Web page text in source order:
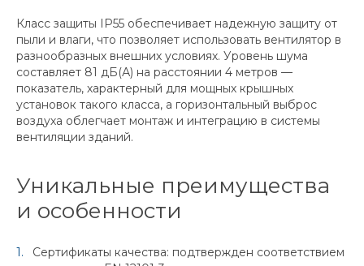
Класс защиты IP55 обеспечивает надежную защиту от
пыли и влаги, что позволяет использовать вентилятор в
разнообразных внешних условиях. Уровень шума
составляет 81 дБ(А) на расстоянии 4 метров —
показатель, характерный для мощных крышных
установок такого класса, а горизонтальный выброс
воздуха облегчает монтаж и интеграцию в системы
вентиляции зданий.
Уникальные преимущества
и особенности
Сертификаты качества: подтвержден соответствием